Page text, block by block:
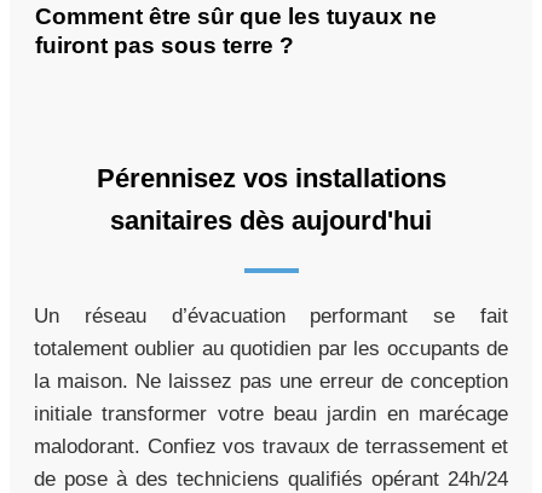
Comment être sûr que les tuyaux ne
fuiront pas sous terre ?
Pérennisez vos installations
sanitaires dès aujourd'hui
Un réseau d’évacuation performant se fait
totalement oublier au quotidien par les occupants de
la maison. Ne laissez pas une erreur de conception
initiale transformer votre beau jardin en marécage
malodorant. Confiez vos travaux de terrassement et
de pose à des techniciens qualifiés opérant 24h/24